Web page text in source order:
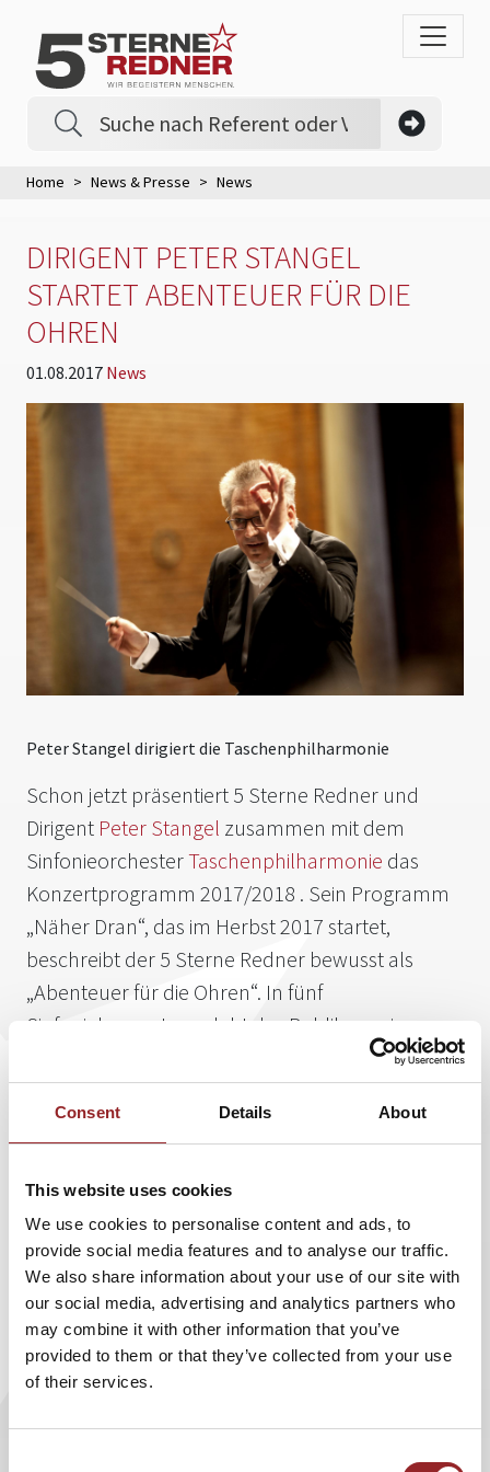
Consent Details About
This website uses cookies
We use cookies to personalise content and ads, to
provide social media features and to analyse our traffic.
We also share information about your use of our site with
our social media, advertising and analytics partners who
may combine it with other information that you’ve
provided to them or that they’ve collected from your use
of their services.
Home News & Presse News
DIRIGENT PETER STANGEL
STARTET ABENTEUER FÜR DIE
OHREN
01.08.2017 News
Peter Stangel dirigiert die Taschenphilharmonie
Schon jetzt präsentiert 5 Sterne Redner und
Dirigent Peter Stangel zusammen mit dem
SinfonieorchesterTaschenphilharmonie das
Konzertprogramm 2017/2018 . Sein Programm
„Näher Dran“, das im Herbst 2017 startet,
beschreibt der 5 Sterne Redner bewusst als
„Abenteuer für die Ohren“. In fünf
Sinfoniekonzerten erlebt das Publikum eine
Kombination aus Klassikern, weniger bekannten
Werken und ganz neuer Musik. Es wird eine
verzaubernde Klangreise in die Welt der
Die Taschenphilharmonie bezeichnet sich selbst als das
„kleinste Sinfonieorchester der Welt“. Erstklassige,
internationale Musiker finden sich hier in zum Teil festen
und doch immer wieder neuen Kombinationen zum
Musizieren zusammen. Die genaue Besetzung variiert je
nach Musikwerk etwas, um den Feinheiten der jeweiligen
kurzweilige Moderationen sind das Credo von Peter